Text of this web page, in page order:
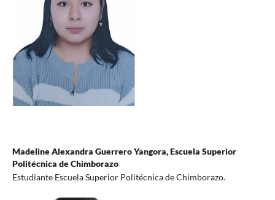
Madeline Alexandra Guerrero Yangora,Escuela Superior
Politécnica de Chimborazo
Estudiante Escuela Superior Politécnica de Chimborazo.